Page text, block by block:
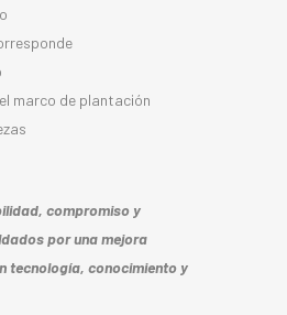
marco de plantación
compromiso y
por una mejora
tecnología, conocimiento y